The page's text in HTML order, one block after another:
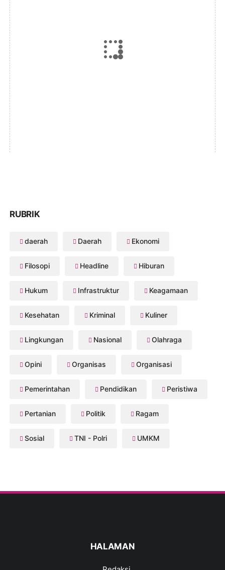
RUBRIK
daerah Daerah Ekonomi
Filosopi Headline Hiburan
Hukum Infrastruktur Keagamaan
Kesehatan Kriminal Kuliner
Lingkungan Nasional Olahraga
Opini Organisas Organisasi
Pemerintahan Pendidikan Peristiwa
Pertanian Politik Ragam
Sosial TNI - Polri UMKM
HALAMAN